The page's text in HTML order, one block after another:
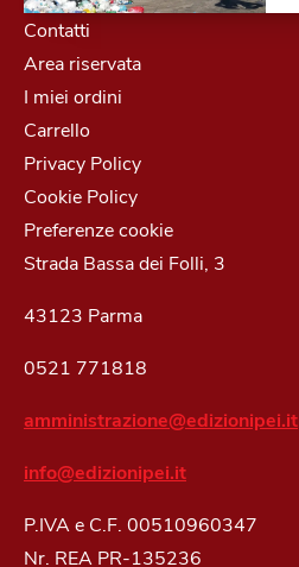
Contatti
Area riservata
I miei ordini
Carrello
Privacy Policy
Cookie Policy
Preferenze cookie
Strada Bassa dei Folli, 3
43123 Parma
0521 771818
amministrazione@edizionipei.it
info@edizionipei.it
P.IVA e C.F. 00510960347
Nr. REA PR-135236